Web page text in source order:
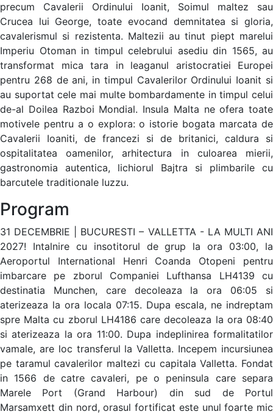
precum Cavalerii Ordinului Ioanit, Soimul maltez sau
Crucea lui George, toate evocand demnitatea si gloria,
cavalerismul si rezistenta. Maltezii au tinut piept marelui
Imperiu Otoman in timpul celebrului asediu din 1565, au
transformat mica tara in leaganul aristocratiei Europei
pentru 268 de ani, in timpul Cavalerilor Ordinului Ioanit si
au suportat cele mai multe bombardamente in timpul celui
de-al Doilea Razboi Mondial. Insula Malta ne ofera toate
motivele pentru a o explora: o istorie bogata marcata de
Cavalerii Ioaniti, de francezi si de britanici, caldura si
ospitalitatea oamenilor, arhitectura in culoarea mierii,
gastronomia autentica, lichiorul Bajtra si plimbarile cu
barcutele traditionale luzzu.
Program
31 DECEMBRIE | BUCURESTI – VALLETTA - LA MULTI ANI
2027! Intalnire cu insotitorul de grup la ora 03:00, la
Aeroportul International Henri Coanda Otopeni pentru
imbarcare pe zborul Companiei Lufthansa LH4139 cu
destinatia Munchen, care decoleaza la ora 06:05 si
aterizeaza la ora locala 07:15. Dupa escala, ne indreptam
spre Malta cu zborul LH4186 care decoleaza la ora 08:40
si aterizeaza la ora 11:00. Dupa indeplinirea formalitatilor
vamale, are loc transferul la Valletta. Incepem incursiunea
pe taramul cavalerilor maltezi cu capitala Valletta. Fondat
in 1566 de catre cavaleri, pe o peninsula care separa
Marele Port (Grand Harbour) din sud de Portul
Marsamxett din nord, orasul fortificat este unul foarte mic